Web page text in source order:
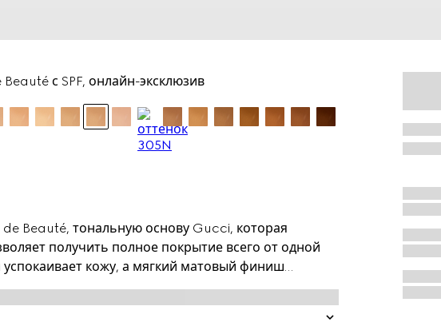
с SPF, онлайн-эксклюзив
Beauté, тональную основу Gucci, которая
получить полное покрытие всего от одной
успокаивает кожу, а мягкий матовый финиш
Благодаря сочетанию пудры для легкого нанесения
технологией, эта тональная основа позволяет
будет сохранять свежесть на протяжении